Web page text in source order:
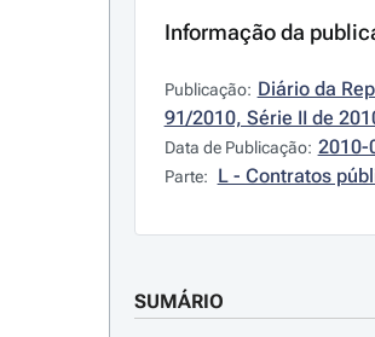
Informação da
Publicação: Diário da
91/2010, Série II de
Data de Publicação: 2010-
Parte: L - Contratos
SUMÁRIO